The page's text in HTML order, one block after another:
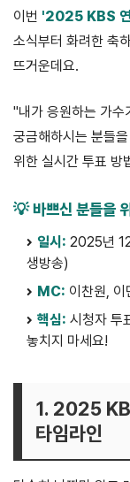
이번 '2025 KBS
소식부터 화려한 축
뜨거운데요.
"내가 응원하는 가수
궁금해하시는 분들
위한 실시간 투표 방
💡 바쁘신 분들을
일시: 2025년
생방송)
MC: 이찬원,
핵심: 시청자 투
놓치지 마세요!
1. 2025
타임라인